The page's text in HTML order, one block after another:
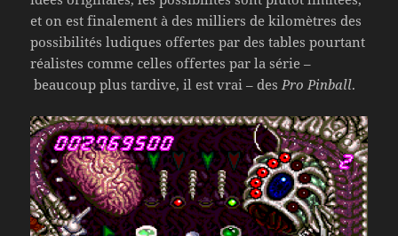
et on est finalement à des milliers de kilomètres des
possibilités ludiques offertes par des tables pourtant
réalistes comme celles offertes par la série –
beaucoup plus tardive, il est vrai – desPro Pinball.